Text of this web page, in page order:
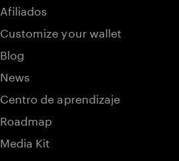
Afiliados
Customize your wallet
Blog
News
Centro de aprendizaje
Roadmap
Media Kit